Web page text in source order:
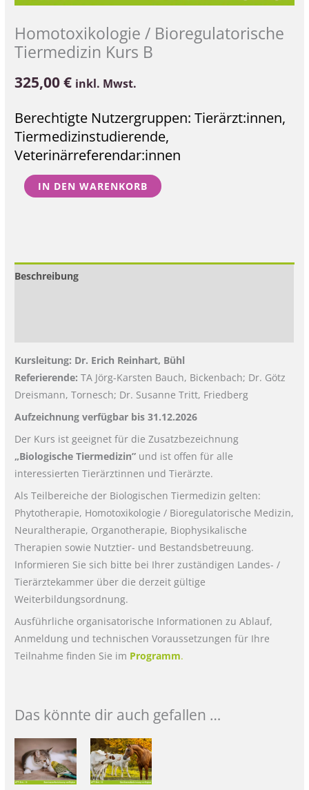
Homotoxikologie / Bioregulatorische
Tiermedizin Kurs B
325,00€ inkl. Mwst.
Berechtigte Nutzergruppen: Tierärzt:innen,
Tiermedizinstudierende,
Veterinärreferendar:innen
IN DEN WARENKORB
Beschreibung
Kursleitung: Dr. Erich Reinhart, Bühl
Referierende: TA Jörg-Karsten Bauch, Bickenbach; Dr. Götz
Dreismann, Tornesch; Dr. Susanne Tritt, Friedberg
Aufzeichnung verfügbar bis 31.12.2026
Der Kurs ist geeignet für die Zusatzbezeichnung
„Biologische Tiermedizin” und ist offen für alle
interessierten Tierärztinnen und Tierärzte.
Als Teilbereiche der Biologischen Tiermedizin gelten:
Phytotherapie, Homotoxikologie / Bioregulatorische Medizin,
Neuraltherapie, Organotherapie, Biophysikalische
Therapien sowie Nutztier- und Bestandsbetreuung.
Informieren Sie sich bitte bei Ihrer zuständigen Landes- /
Tierärztekammer über die derzeit gültige
Weiterbildungsordnung.
Ausführliche organisatorische Informationen zu Ablauf,
Anmeldung und technischen Voraussetzungen für Ihre
Teilnahme finden Sie im Programm.
Das könnte dir auch gefallen …